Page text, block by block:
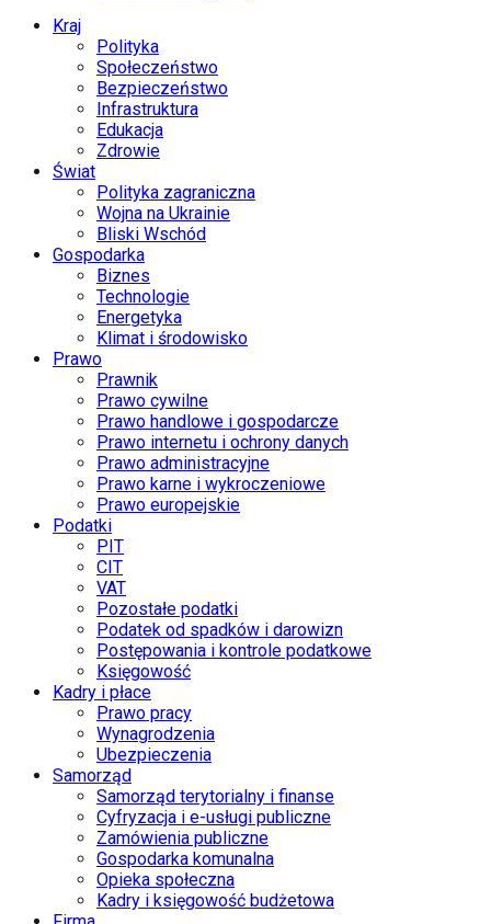
Kraj
Polityka
Społeczeństwo
Bezpieczeństwo
Infrastruktura
Edukacja
Zdrowie
Świat
Polityka zagraniczna
Wojna na Ukrainie
Bliski Wschód
Gospodarka
Biznes
Technologie
Energetyka
Klimat i środowisko
Prawo
Prawnik
Prawo cywilne
Prawo handlowe i gospodarcze
Prawo internetu i ochrony danych
Prawo administracyjne
Prawo karne i wykroczeniowe
Prawo europejskie
Podatki
PIT
CIT
VAT
Pozostałe podatki
Podatek od spadków i darowizn
Postępowania i kontrole podatkowe
Księgowość
Kadry i płace
Prawo pracy
Wynagrodzenia
Ubezpieczenia
Samorząd
Samorząd terytorialny i finanse
Cyfryzacja i e-usługi publiczne
Zamówienia publiczne
Gospodarka komunalna
Opieka społeczna
Kadry i księgowość budżetowa